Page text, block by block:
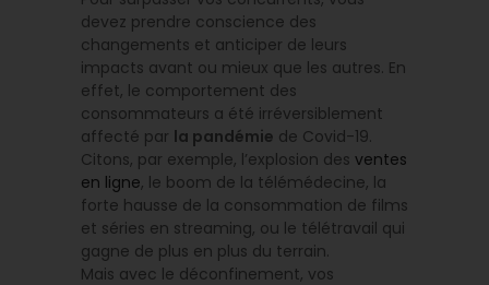
devez prendre conscience des
changements et anticiper de leurs
impacts avant ou mieux que les autres. En
effet, le comportement des
consommateurs a été irréversiblement
affecté par la pandémie de Covid-19.
Citons, par exemple, l’explosion des ventes
en ligne, le boom de la télémédecine, la
forte hausse de la consommation de films
et séries en streaming, ou le télétravail qui
gagne de plus en plus du terrain.
Mais avec le déconfinement, vos